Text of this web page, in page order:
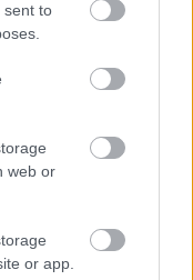
sent to
web or
or app.
vezetéken
is készül
négy óriáskábellel